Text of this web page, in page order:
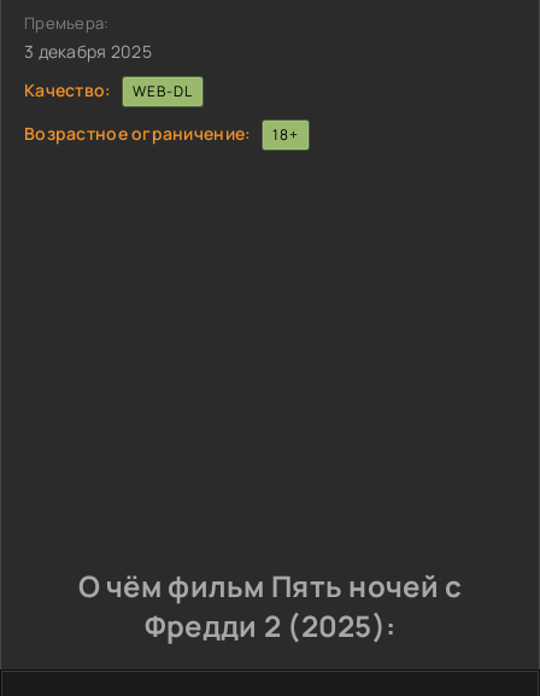
Премьера:
3 декабря 2025
Качество:
WEB-DL
Возрастное ограничение: 18+
О чём фильм Пять ночей с
Фредди 2 (2025):